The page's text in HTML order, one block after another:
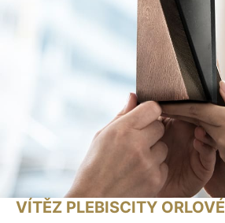
VÍTĚZ PLEBISCITY ORLOVÉ